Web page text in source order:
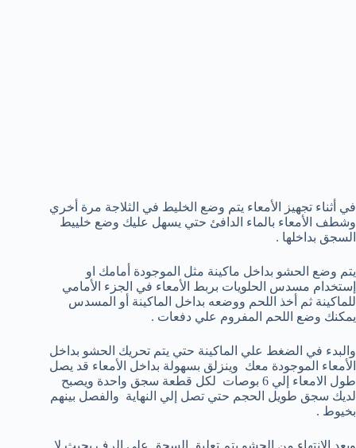
في أثناء تجهيز الأمعاء يتم وضع الخليط في الثلاجة مرة أخري
وشطف الأمعاء بالماء الدافئ حتي يسهل عليك وضع خلييط
السجق بداخلها .
يتم وضع الحشو بداخل ماكينة مثل الموجودة أمامك او
إستخدام مسدس الحلويات بربط الأمعاء في الجزء الأمامي
للماكينة ثم أخذ اللحم ووضعه بداخل الماكينة أو المسدس
يمكنك وضع اللحم المفروم علي دفعات .
والبدء في الضغط علي الماكينة حتي يتم تحريك الحشو بداخل
الأمعاء الموجودة معك وينزلق بسهولة بداخل الأمعاء قد يصل
طول الامعاء إلي 6 بوصات لكل قطعة سجق واحدة ويصبح
لديك سجق طويل الحجم حتي تصل إلي النهاية والفصل بينهم
بخيوط .